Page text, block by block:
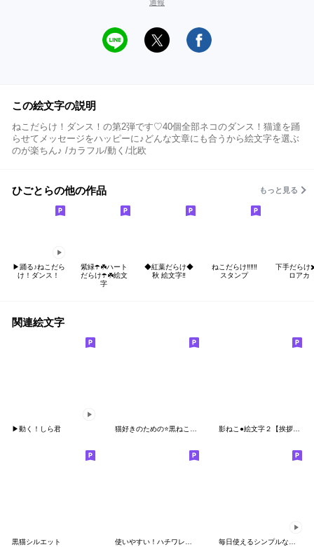
通報
この絵文字の説明
ねこだらけ！ダンス！の第2弾です♡40個全部ネコのダンス！猫達を踊
らせてメッセージをハッピーに♪どんな文章にも合うから絵文字を選ぶ
のが楽ちん♪ /カラフル/動く/北欧
ひごとらの他の作品 もっと見る
▶︎踊る♪ねこだら
け！ダンス！
紫緑☂️☘️ハート
だらけ☂️☘️絵文
字
◆紅葉だらけ◆
秋 絵文字‼️
ねこだらけ‼️‼️‼️
スタンプ
下手だらけ
ロアカ
関連絵文字
▶動く！しら君 影ねこ●絵文字２【挨拶＋ネタ】
黒猫シルエット 使いやすい！ハチワレねこの絵文字 毎日使えるシンプルな絵文字 ２